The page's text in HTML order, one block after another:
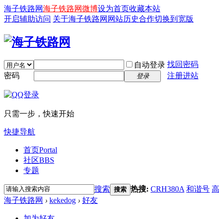
海子铁路网海子铁路网微博设为首页收藏本站
开启辅助访问 关于海子铁路网 网站历史合作切换到宽版
自动登录 找回密码
密码
登录 注册进站
只需一步，快速开始
快捷导航
首页Portal
社区BBS
专题
搜索 搜索 热搜: CRH380A 和谐号
海子铁路网 › kekedog › 好友